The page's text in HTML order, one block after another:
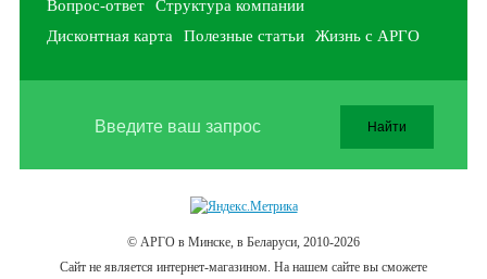
Вопрос-ответ
Структура компании
Дисконтная карта
Полезные статьи Жизнь с АРГО
© АРГО в Минске, в Беларуси, 2010-2026
Cайт не является интернет-магазином. На нашем сайте вы сможете